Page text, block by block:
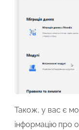
Також, у вас є
інформацію про